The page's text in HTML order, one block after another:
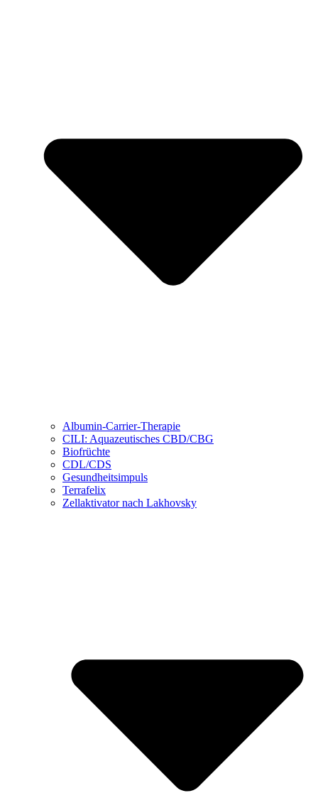
Albumin-Carrier-Therapie
CILI: Aquazeutisches CBD/CBG
Biofrüchte
CDL/CDS
Gesundheitsimpuls
Terrafelix
Zellaktivator nach Lakhovsky